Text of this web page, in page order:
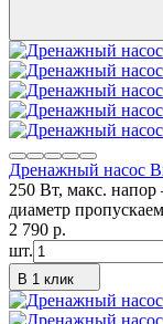
Дренажный насос
250 Вт, макс.
диаметр
2 790 p.
шт.
В 1 клик